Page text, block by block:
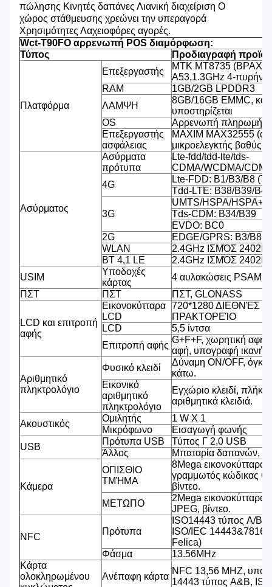
πώλησης Κινητές δαπάνες Λιανική διαχείριση Ο
χώρος στάθμευσης χρεώνει την υπεραγορά
Χρησιμότητες Λαχειοφόρες αγορές.
Wct-T90FO αρρενωπή POS διαμόρφωση:
Τύπος
Προδιαγραφή
Πλατφόρμα
Επεξεργαστής
MTK MT8735
A53,1.3GHz 4-
RAM
1GB/2GB LPDDR3
ΛΑΜΨΗ
8GB/16GB EMMC,
υποστηρίζεται
OS
Αρρενωπή πληρωμή
Επεξεργαστής
ασφάλειας
MAXIM MAX32555
μικροελεγκτής βαθύς-
Ασύρματος
Ασύρματα
πρότυπα
Lte-fdd/tdd-lte/tds-
CDMA/WCDMA/
4G
Lte-FDD: B1/B3/B8
Tdd-LTE: B38/B39/
3G
UMTS/HSPA/HSPA+/
Tds-CDM: B34/B39
EVDO: BC0
2G
EDGE/GPRS: B3/B8
WLAN
2.4GHz ΙΣΜΌΣ
BT 4,1 LE
2.4GHz ΙΣΜΌΣ
USIM
Υποδοχές
κάρτας
4 αυλακώσεις PSAM,
ΠΣΤ
ΠΣΤ ΠΣΤ, GLONASS
LCD και επιτροπή
αφής
Εικονοκύτταρα
LCD
720*1280 ΔΙΕΘΝΈΣ
ΠΡΑΚΤΟΡΕΊΟ
LCD
5,5 ίντσα
Επιτροπή αφής
G+F+F, χωρητική αφή
αφή, υπογραφή ικανή,
Αριθμητικό
πληκτρολόγιο
Φυσικό κλειδί
Δύναμη ON/OFF,
κάτω.
Εικονικό
αριθμητικό
πληκτρολόγιο
Εγχώριο κλειδί,
αριθμητικά κλειδιά.
Ακουστικός
Ομιλητής
1 W Χ 1
Μικρόφωνο
Εισαγωγή φωνής
USB
Πρότυπα USB
Τύπος Γ 2,0 USB
Άλλος
Μπαταρία δαπανών,
Κάμερα
ΟΠΙΣΘΙΟ
ΤΜΉΜΑ
8Mega εικονοκύτταρα,
γραμμωτός κώδικας
βίντεο.
ΜΕΤΩΠΟ
2Mega εικονοκύτταρα,
JPEG, βίντεο.
NFC
Πρότυπα
ISO14443 τύπος A/B
ISO/IEC 14443&7816,
Felica)
Φάσμα
13.56MHz
Κάρτα
ολοκληρωμένου
Ανέπαφη κάρτα
NFC 13,56 MHZ,
14443 τύπος A&B,